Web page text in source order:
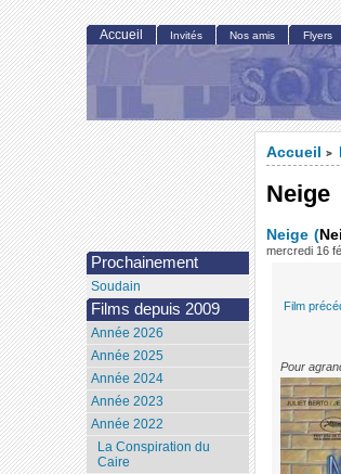
Accueil >
Neige
Neige (
mercredi 16
Film
Pour
Accueil Invités Nos amis Flyers
Prochainement
Soudain
Films depuis 2009
Année 2026
Année 2025
Année 2024
Année 2023
Année 2022
La Conspiration du
Caire